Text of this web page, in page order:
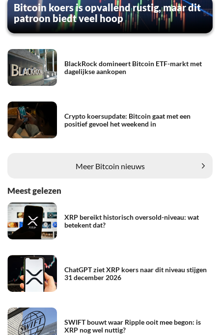
Bitcoin koers is opvallend rustig, maar dit
patroon biedt veel hoop
BlackRock domineert Bitcoin ETF-markt met
dagelijkse aankopen
Crypto koersupdate: Bitcoin gaat met een
positief gevoel het weekend in
Meer Bitcoin nieuws
Meest gelezen
XRP bereikt historisch oversold-niveau: wat
betekent dat?
ChatGPT ziet XRP koers naar dit niveau stijgen
31 december 2026
SWIFT bouwt waar Ripple ooit mee begon: is
XRP nog wel nuttig?